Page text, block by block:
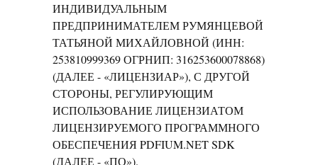
ИНДИВИДУАЛЬНЫМ
ПРЕДПРИНИМАТЕЛЕМ РУМЯНЦЕВОЙ
ТАТЬЯНОЙ МИХАЙЛОВНОЙ (ИНН:
253810999369 ОГРНИП: 316253600078868)
(ДАЛЕЕ - «ЛИЦЕНЗИАР»), С ДРУГОЙ
СТОРОНЫ, РЕГУЛИРУЮЩИМ
ИСПОЛЬЗОВАНИЕ ЛИЦЕНЗИАТОМ
ЛИЦЕНЗИРУЕМОГО ПРОГРАММНОГО
ОБЕСПЕЧЕНИЯ PDFIUM.NET SDK
(ДАЛЕЕ - «ПО»).